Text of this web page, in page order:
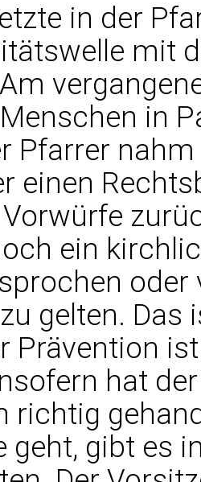
in der
mit
in
Pfarrer
einen
ein
gelten. Das
Prävention
hat
richtig
geht, gibt es